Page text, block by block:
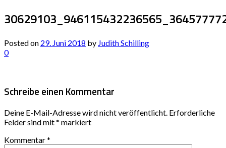
Posted on 29. Juni 2018 by Judith Schilling
0
Schreibe einen Kommentar
Deine E-Mail-Adresse wird nicht veröffentlicht. Erforderliche
Felder sind mit* markiert
Kommentar*